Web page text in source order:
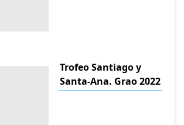
Trofeo Santiago y
Santa-Ana. Grao 2022